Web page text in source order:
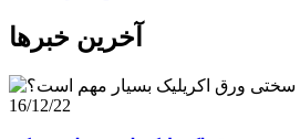
آخرین خبرها
16/12/22